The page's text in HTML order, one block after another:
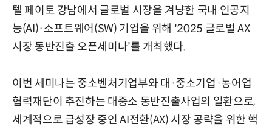
텔 페이토 강남에서 글로벌 시장을 겨냥한 국내 인공지
능(AI)·소프트웨어(SW) 기업을 위해 '2025 글로벌 AX
시장 동반진출 오픈세미나'를 개최했다.
이번 세미나는 중소벤처기업부와 대·중소기업·농어업
협력재단이 추진하는 대중소 동반진출사업의 일환으로,
세계적으로 급성장 중인 AI전환(AX) 시장 공략을 위한 핵